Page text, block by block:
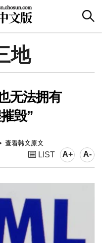
地
无法拥有
毁”
LIST A+ A-